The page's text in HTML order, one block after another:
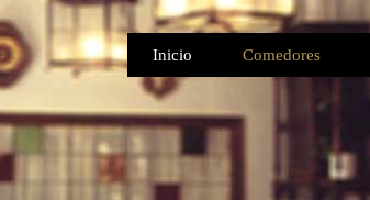
Inicio Comedores